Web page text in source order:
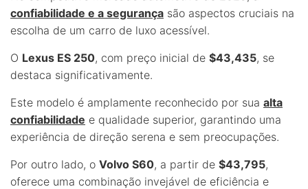
confiabilidade e a segurança são aspectos cruciais na
escolha de um carro de luxo acessível.
O Lexus ES 250, com preço inicial de $43,435, se
destaca significativamente.
Este modelo é amplamente reconhecido por sua alta
confiabilidade e qualidade superior, garantindo uma
experiência de direção serena e sem preocupações.
Por outro lado, o Volvo S60, a partir de $43,795,
oferece uma combinação invejável de eficiência e